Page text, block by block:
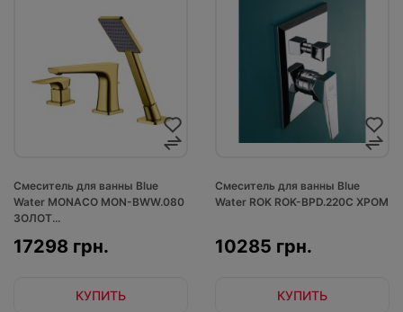
Смеситель для ванны Blue
Water MONACO MON-BWW.080
ЗОЛОТ...
17298 грн.
КУПИТЬ
Смеситель для ванны Blue
Water ROK ROK-BPD.220C ХРОМ
10285 грн.
КУПИТЬ